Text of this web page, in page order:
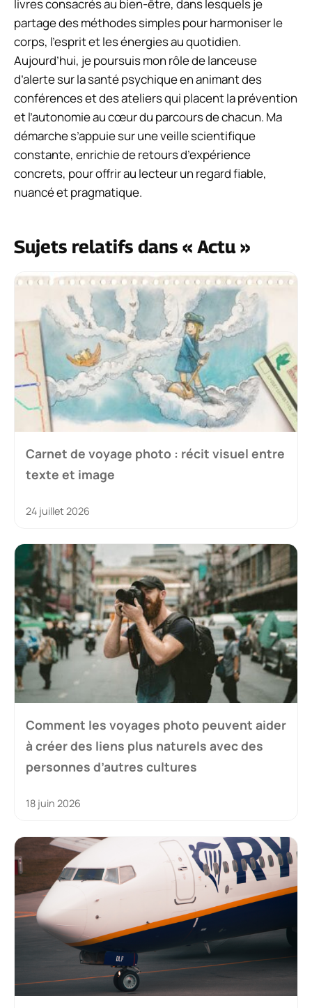
livres consacrés au bien-être, dans lesquels je
partage des méthodes simples pour harmoniser le
corps, l’esprit et les énergies au quotidien.
Aujourd’hui, je poursuis mon rôle de lanceuse
d’alerte sur la santé psychique en animant des
conférences et des ateliers qui placent la prévention
et l’autonomie au cœur du parcours de chacun. Ma
démarche s’appuie sur une veille scientifique
constante, enrichie de retours d’expérience
concrets, pour offrir au lecteur un regard fiable,
nuancé et pragmatique.
Sujets relatifs dans « Actu »
Carnet de voyage photo : récit visuel entre
texte et image
24 juillet 2026
Comment les voyages photo peuvent aider
à créer des liens plus naturels avec des
personnes d’autres cultures
18 juin 2026